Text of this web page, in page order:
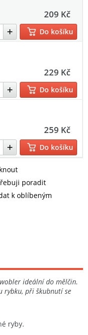
209 Kč
Do košíku
229 Kč
Do košíku
259 Kč
Do košíku
poradit
k oblíbeným
ideální do mělčin.
rybku, při škubnutí se
ryby.